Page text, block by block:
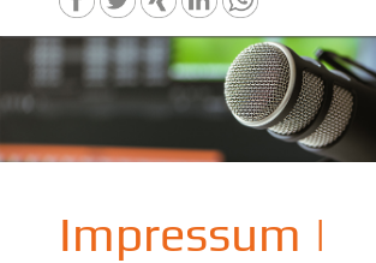
Impressum |